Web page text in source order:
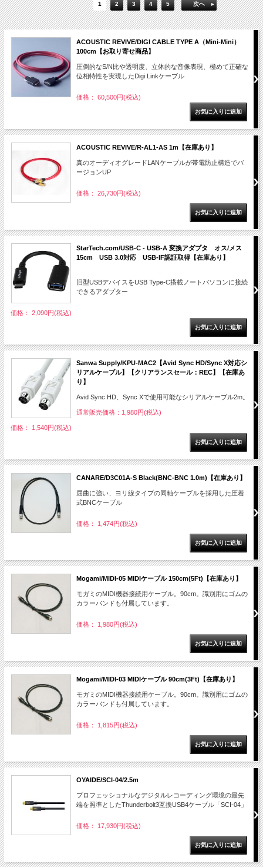
1 2 3 4 5 次へ
ACOUSTIC REVIVE/DIGI CABLE TYPE A（Mini-Mini）
100cm【お取り寄せ商品】
圧倒的なS/N比や透明度、立体的な音像表現、極めて正確な
位相特性を実現したDigi Linkケーブル
価格： 60,500円(税込)
ACOUSTIC REVIVE/R-AL1-AS 1m【在庫あり】
真のオーディオグレードLANケーブルが帯電防止構造でバ
ージョンUP
価格： 26,730円(税込)
StarTech.com/USB-C - USB-A 変換アダプタ オス/メス
15cm USB 3.0対応 USB-IF認証取得【在庫あり】
旧型USBデバイスをUSB Type-C搭載ノートパソコンに接続
できるアダプター
価格： 2,090円(税込)
Sanwa Supply/KPU-MAC2【Avid Sync HD/Sync X対応シ
リアルケーブル】【クリアランスセール：REC】【在庫あ
り】
Avid Sync HD、Sync Xで使用可能なシリアルケーブル2m。
通常販売価格：1,980円(税込)
価格： 1,540円(税込)
CANARE/D3C01A-S Black(BNC-BNC 1.0m)【在庫あり】
屈曲に強い、ヨリ線タイプの同軸ケーブルを採用した圧着
式BNCケーブル
価格： 1,474円(税込)
Mogami/MIDI-05 MIDIケーブル 150cm(5Ft)【在庫あり】
モガミのMIDI機器接続用ケーブル。90cm。識別用にゴムの
カラーバンドも付属しています。
価格： 1,980円(税込)
Mogami/MIDI-03 MIDIケーブル 90cm(3Ft)【在庫あり】
モガミのMIDI機器接続用ケーブル。90cm。識別用にゴムの
カラーバンドも付属しています。
価格： 1,815円(税込)
OYAIDE/SCI-04/2.5m
プロフェッショナルなデジタルレコーディング環境の最先
端を照準としたThunderbolt3互換USB4ケーブル「SCI-04」
価格： 17,930円(税込)